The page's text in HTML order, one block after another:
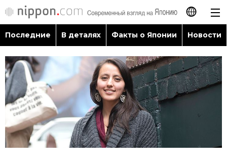
日本語
English
简体字
繁體字
Français
Последние
В деталях
Последние В деталях Факты о Японии Новости